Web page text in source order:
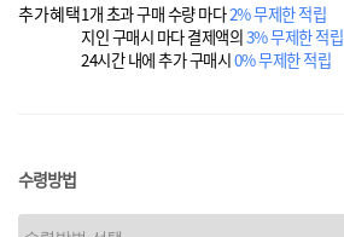
추가혜택1개 초과 구매 수량 마다2% 무제한 적립
지인 구매시 마다 결제액의3% 무제한 적립
24시간 내에 추가 구매시0% 무제한 적립
수령방법